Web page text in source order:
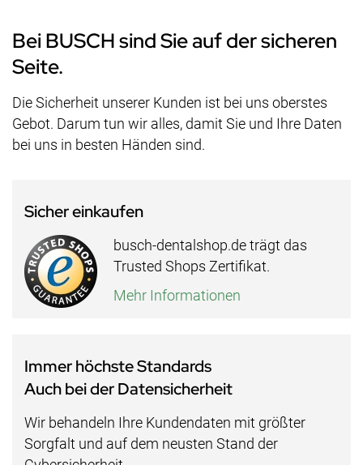
Bei BUSCH sind Sie auf der sicheren
Seite.
Die Sicherheit unserer Kunden ist bei uns oberstes
Gebot. Darum tun wir alles, damit Sie und Ihre Daten
bei uns in besten Händen sind.
Sicher einkaufen
busch-dentalshop.de trägt das
Trusted Shops Zertifikat.
Mehr Informationen
Immer höchste Standards
Auch bei der Datensicherheit
Wir behandeln Ihre Kundendaten mit größter
Sorgfalt und auf dem neusten Stand der